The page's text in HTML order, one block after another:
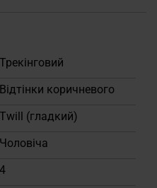
Трекінговий
Відтінки коричневого
Twill (гладкий)
Чоловіча
4